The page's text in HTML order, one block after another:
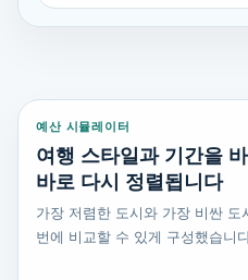
예산 시뮬레이터
여행 스타일과 기간을
바로 다시 정렬됩니다
가장 저렴한 도시와 가장 비싼
번에 비교할 수 있게 구성했습니